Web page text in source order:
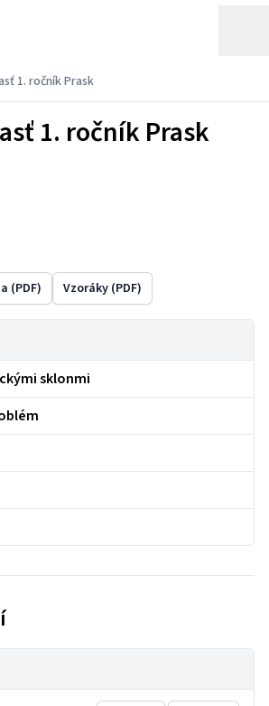
1. ročník Prask
1. ročník Prask
(PDF) Vzoráky (PDF)
sklonmi